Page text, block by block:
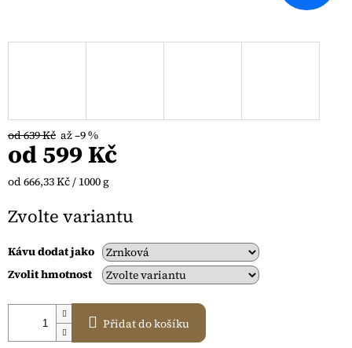
od 639 Kč až –9 %
od599 Kč
Měrná
od 666,33 Kč / 1000 g
Zvolte variantu
Kávu dodat jako
Zvolit hmotnost
Přidat do košíku